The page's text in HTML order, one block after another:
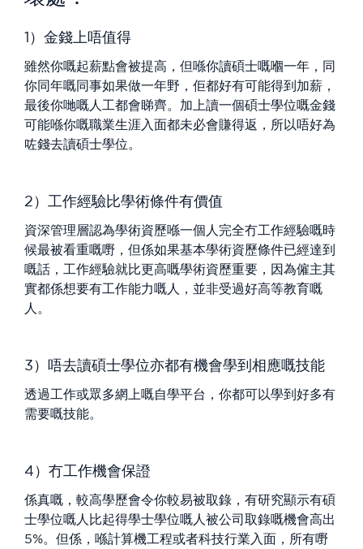
1）金錢上唔值得
雖然你嘅起薪點會被提高，但喺你讀碩士嘅嗰一年，同
你同年嘅同事如果做一年野，佢都好有可能得到加薪，
最後你哋嘅人工都會睇齊。加上讀一個碩士學位嘅金錢
可能喺你嘅職業生涯入面都未必會賺得返，所以唔好為
咗錢去讀碩士學位。
2）工作經驗比學術條件有價值
資深管理層認為學術資歷喺一個人完全冇工作經驗嘅時
候最被看重嘅嘢，但係如果基本學術資歷條件已經達到
嘅話，工作經驗就比更高嘅學術資歷重要，因為僱主其
實都係想要有工作能力嘅人，並非受過好高等教育嘅
人。
3）唔去讀碩士學位亦都有機會學到相應嘅技能
透過工作或眾多網上嘅自學平台，你都可以學到好多有
需要嘅技能。
4）冇工作機會保證
係真嘅，較高學歷會令你較易被取錄，有研究顯示有碩
士學位嘅人比起得學士學位嘅人被公司取錄嘅機會高出
5%。但係，喺計算機工程或者科技行業入面，所有嘢